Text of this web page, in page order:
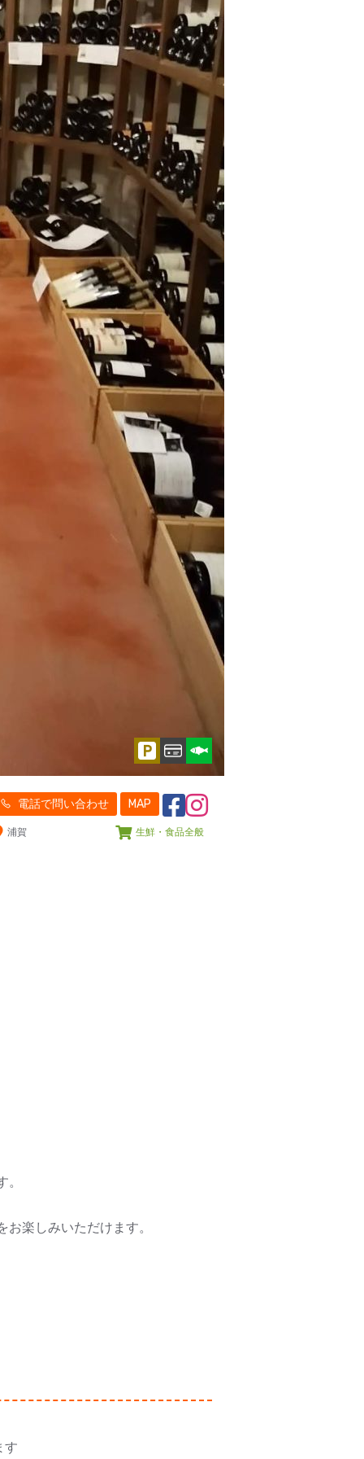
電話で問い合わせ MAP
浦賀 生鮮・食品全般
楽しみいただけます。
す